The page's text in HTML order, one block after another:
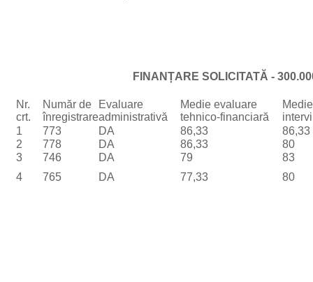
FINANȚARE SOLICITATĂ -
Nr.
crt.
Număr de
înregistrare
Evaluare
administrativă
Medie evaluare
tehnico-financiară
Medie
1
773 DA 86,33
86,33
2
778 DA 86,33
80
3
746 DA 79
83
4
765 DA 77,33 80